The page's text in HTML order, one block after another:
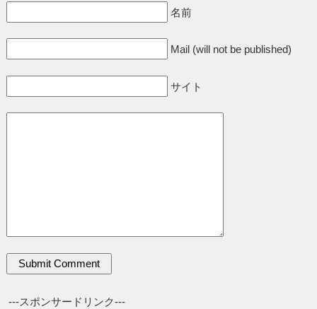
名前
Mail (will not be published)
サイト
---スポンサードリンク---